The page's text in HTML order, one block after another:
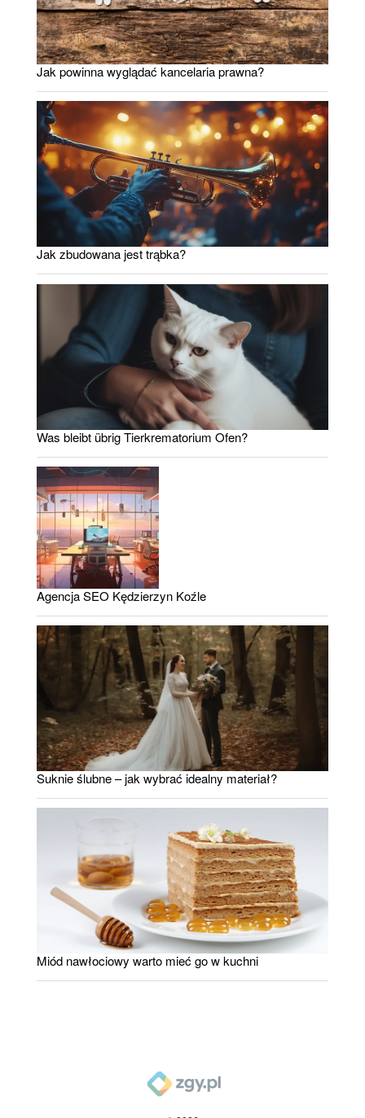
Jak powinna wyglądać kancelaria prawna?
Jak zbudowana jest trąbka?
Was bleibt übrig Tierkrematorium Ofen?
Agencja SEO Kędzierzyn Koźle
Suknie ślubne – jak wybrać idealny materiał?
Miód nawłociowy warto mieć go w kuchni